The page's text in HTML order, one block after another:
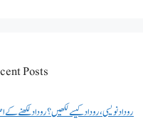
Posts
روداد نویسی ،روداد کیسے لکھیں؟ روداد لکھنے